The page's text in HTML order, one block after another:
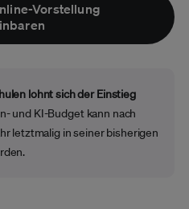
Vorstellung
lohnt sich der Einstieg
und KI-Budget kann nach
letztmalig in seiner bisherigen